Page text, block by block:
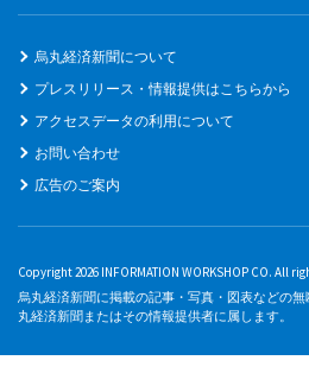
烏丸経済新聞について
プレスリリース・情報提供はこちらから
アクセスデータの利用について
お問い合わせ
広告のご案内
Copyright 2026 INFORMATION WORKSHOP CO. All
烏丸経済新聞に掲載の記事・写真・図表などの
丸経済新聞またはその情報提供者に属します。